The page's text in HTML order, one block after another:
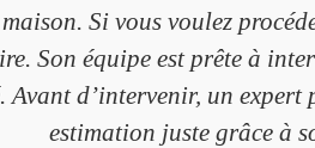
Si vous voulez
Son équipe est prête à
d’intervenir, un
estimation juste grâce à